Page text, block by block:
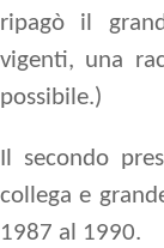
ripagò il
vigenti, una
possibile.)
Il secondo
collega e
1987 al 1990.